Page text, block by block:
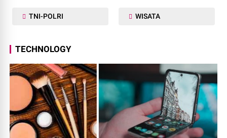
TNI-POLRI WISATA
TECHNOLOGY